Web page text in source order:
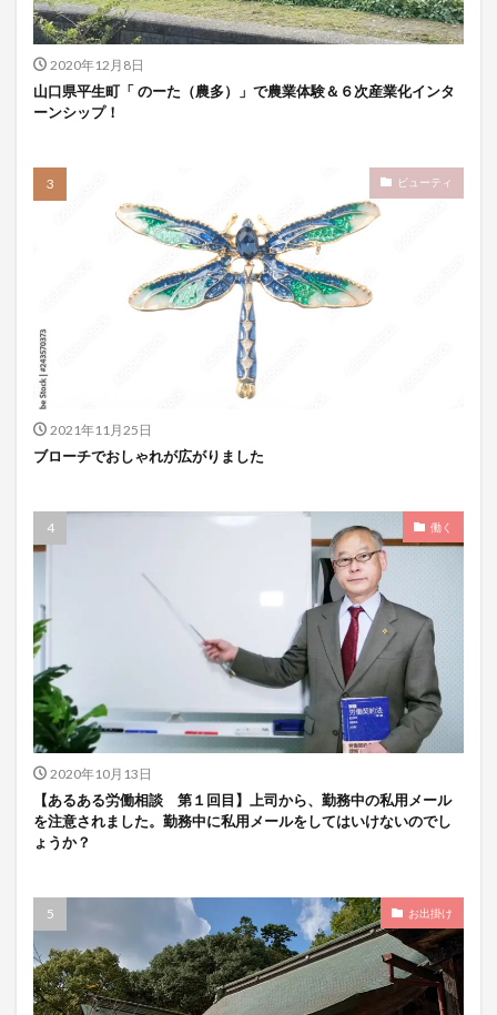
2020年12月8日
山口県平生町「 のーた（農多）」で農業体験＆６次産業化インタ
ーンシップ！
ビューティ
2021年11月25日
ブローチでおしゃれが広がりました
働く
2020年10月13日
【あるある労働相談 第１回目】上司から、勤務中の私用メール
を注意されました。勤務中に私用メールをしてはいけないのでし
ょうか？
お出掛け